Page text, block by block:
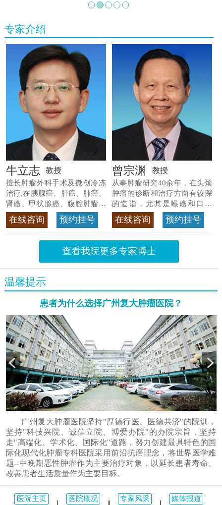
专家介绍
牛立志 教授
擅长肿瘤外科手术及微创冷冻
治疗,在胰腺癌、肝癌、肺癌、
肾癌、甲状腺癌、腹腔肿瘤等
>>查看专家详情
在线咨询 预约挂号
曾宗渊 教授
从事肿瘤研究40余年，在头颈
肿瘤的诊断和治疗方面有较深
的造诣，尤其是喉癌和口腔
癌，迄今仍是广东喉癌单病种
首席专家 >>查看专家详情
在线咨询 预约挂号
查看我院更多专家博士
温馨提示
患者为什么选择广州复大肿瘤医院？
广州复大肿瘤医院坚持"厚德行医、医德共济"的院训，
坚持"科技兴院、诚信立院、博爱办院"的办院宗旨，坚持
走"高端化、学术化、国际化"道路，努力创建最具特色的国
际化现代化肿瘤专科医院采用前沿抗癌理念，将世界医学难
题--中晚期恶性肿瘤作为主要治疗对象，以延长患者寿命、
改善患者生活质量作为主要目标。
医院主页 医院概况 专家风采 媒体报道